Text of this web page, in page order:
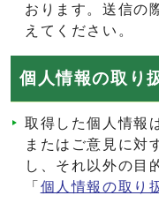
おります。送信の
えてください。
個人情報の取り
取得した個人情報
またはご意見に対
し、それ以外の目
「 個人情報の取り